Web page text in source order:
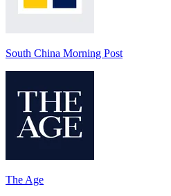
South China Morning Post
The Age